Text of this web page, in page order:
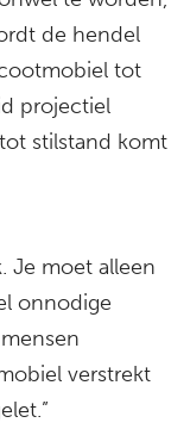
de hendel
tot
projectiel
stilstand komt
Je moet alleen
onnodige
verstrekt